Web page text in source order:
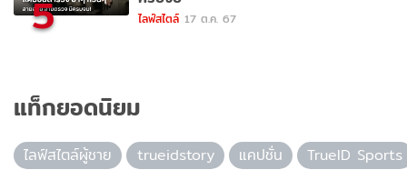
5 ไลฟ์สไตล์ 17 ต.ค. 67
แท็กยอดนิยม
ไลฟ์สไตล์ผู้ชาย trueidstory แคปชั่น
TrueID Sports